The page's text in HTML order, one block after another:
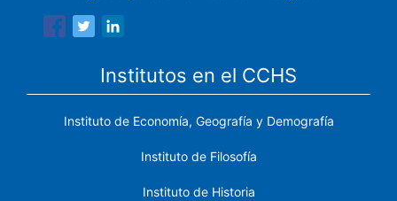
Institutos en el CCHS
Instituto de Economía, Geografía y Demografía
Instituto de Filosofía
Instituto de Historia